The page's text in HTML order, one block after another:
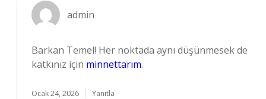
admin
Barkan Temel! Her noktada aynı düşünmesek de
katkınız için minnettarım.
Ocak 24, 2026 Yanıtla